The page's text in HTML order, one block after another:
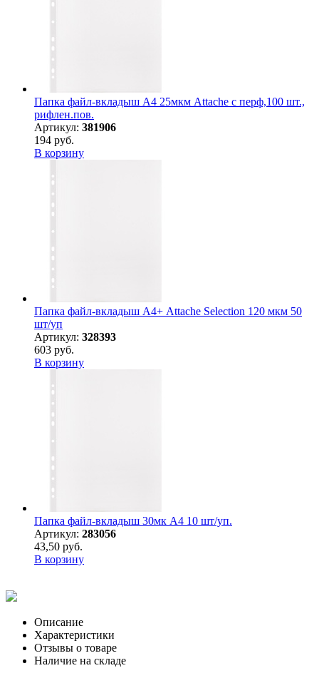
Папка файл-вкладыш А4 25мкм Attache с перф,100 шт.,
рифлен.пов.
Артикул: 381906
194 руб.
В корзину
Папка файл-вкладыш А4+ Attache Selection 120 мкм 50
шт/уп
Артикул: 328393
603 руб.
В корзину
Папка файл-вкладыш 30мк А4 10 шт/уп.
Артикул: 283056
43,50 руб.
В корзину
Описание
Характеристики
Отзывы о товаре
Наличие на складе